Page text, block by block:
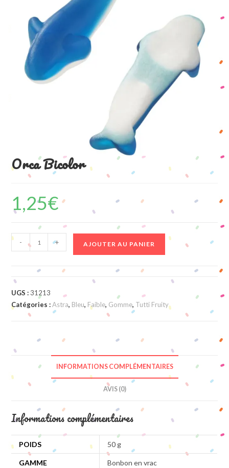
Orca Bicolor
1,25€
quantité
de
- + AJOUTER AU PANIER
UGS : 31213
Catégories :Astra, Bleu, Faible, Gomme, Tutti Fruity
INFORMATIONS COMPLÉMENTAIRES
AVIS (0)
Informations complémentaires
POIDS 50 g
GAMME Bonbon en vrac